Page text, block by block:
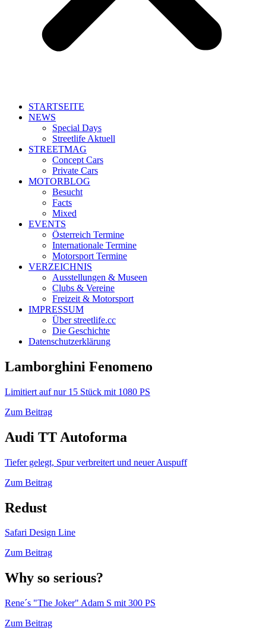
STARTSEITE
NEWS
Special Days
Streetlife Aktuell
STREETMAG
Concept Cars
Private Cars
MOTORBLOG
Besucht
Facts
Mixed
EVENTS
Österreich Termine
Internationale Termine
Motorsport Termine
VERZEICHNIS
Ausstellungen & Museen
Clubs & Vereine
Freizeit & Motorsport
IMPRESSUM
Über streetlife.cc
Die Geschichte
Datenschutzerklärung
Lamborghini Fenomeno
Limitiert auf nur 15 Stück mit 1080 PS
Zum Beitrag
Audi TT Autoforma
Tiefer gelegt, Spur verbreitert und neuer Auspuff
Zum Beitrag
Redust
Safari Design Line
Zum Beitrag
Why so serious?
Rene´s "The Joker" Adam S mit 300 PS
Zum Beitrag